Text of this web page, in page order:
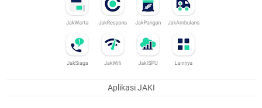
Aplikasi JAKI